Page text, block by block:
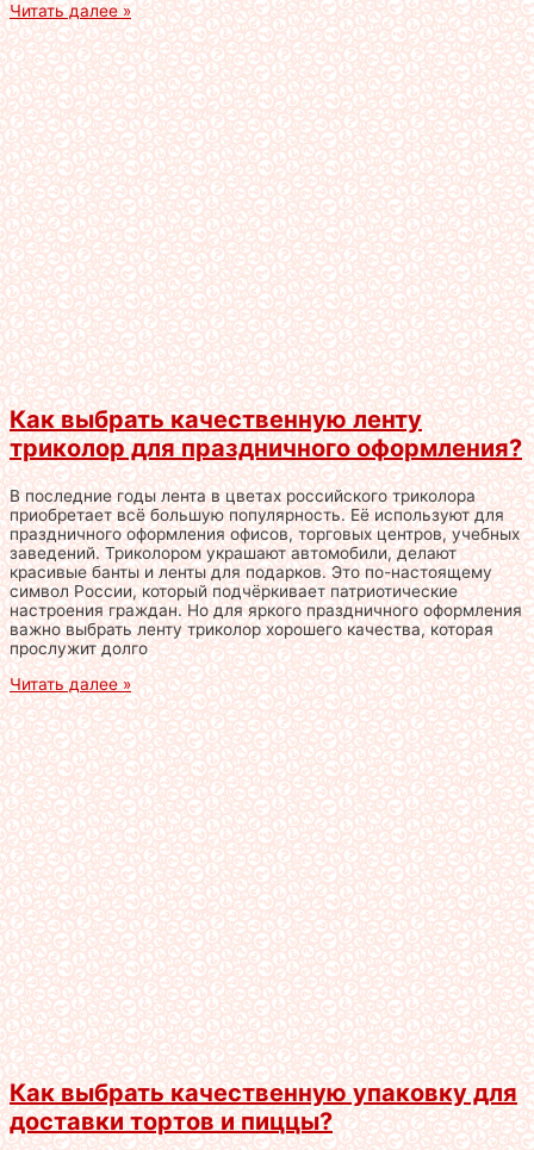
Читать далее »
Как выбрать качественную ленту
триколор для праздничного оформления?
В последние годы лента в цветах российского триколора
приобретает всё большую популярность. Её используют для
праздничного оформления офисов, торговых центров, учебных
заведений. Триколором украшают автомобили, делают
красивые банты и ленты для подарков. Это по-настоящему
символ России, который подчёркивает патриотические
настроения граждан. Но для яркого праздничного оформления
важно выбрать ленту триколор хорошего качества, которая
прослужит долго
Читать далее »
Как выбрать качественную упаковку для
доставки тортов и пиццы?